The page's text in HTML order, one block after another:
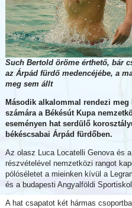
Such Bertold öröme érthető, bár
az Árpád fürdő medencéjébe, a
meg sem állt
Második alkalommal rendezi
számára a Békésút Kupa
eseményen hat serdülő
békéscsabai Árpád fürdőben.
Az olasz Luca Locatelli Genova és
részvételével nemzetközi rangot
pólóséletet a mieinken kívül a
és a budapesti Angyalföldi
A hat csapatot két hármas